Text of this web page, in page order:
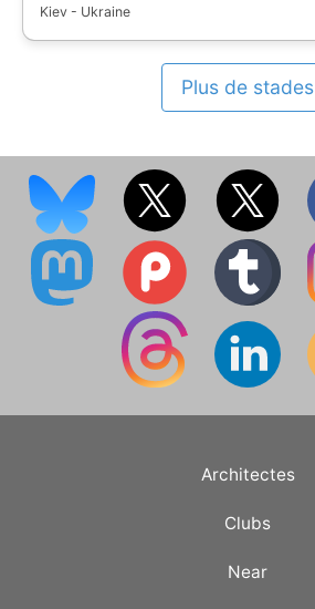
Kiev - Ukraine
Plus de stades
Architectes
Clubs
Near